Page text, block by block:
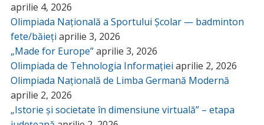
aprilie 4, 2026
Olimpiada Națională a Sportului Școlar — badminton
fete/băieți aprilie 3, 2026
„Made for Europe”aprilie 3, 2026
Olimpiada de Tehnologia Informației aprilie 2, 2026
Olimpiada Națională de Limba Germană Modernă
aprilie 2, 2026
„Istorie și societate în dimensiune virtuală” – etapa